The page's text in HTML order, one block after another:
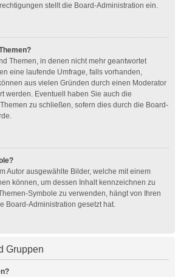
stellt die Board-Administration ein.
Themen, in denen nicht mehr geantwortet
eine laufende Umfrage, falls vorhanden,
aus vielen Gründen durch einen Moderator
werden. Eventuell haben Sie auch die
zu schließen, sofern dies durch die Board-
Autor ausgewählte Bilder, welche mit einem
können, um dessen Inhalt kennzeichnen zu
Symbole zu verwenden, hängt von Ihren
Board-Administration gesetzt hat.
Gruppen